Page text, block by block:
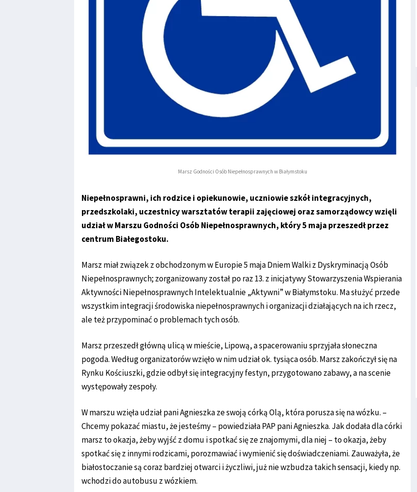
Marsz Godności Osób Niepełnosprawnych w Białymstoku
Niepełnosprawni, ich rodzice i opiekunowie, uczniowie szkół integracyjnych,
przedszkolaki, uczestnicy warsztatów terapii zajęciowej oraz samorządowcy wzięli
udział w Marszu Godności Osób Niepełnosprawnych, który 5 maja przeszedł przez
centrum Białegostoku.
Marsz miał związek z obchodzonym w Europie 5 maja Dniem Walki z Dyskryminacją Osób
Niepełnosprawnych; zorganizowany został po raz 13. z inicjatywy Stowarzyszenia Wspierania
Aktywności Niepełnosprawnych Intelektualnie „Aktywni” w Białymstoku. Ma służyć przede
wszystkim integracji środowiska niepełnosprawnych i organizacji działających na ich rzecz,
ale też przypominać o problemach tych osób.
Marsz przeszedł główną ulicą w mieście, Lipową, a spacerowaniu sprzyjała słoneczna
pogoda. Według organizatorów wzięło w nim udział ok. tysiąca osób. Marsz zakończył się na
Rynku Kościuszki, gdzie odbył się integracyjny festyn, przygotowano zabawy, a na scenie
występowały zespoły.
W marszu wzięła udział pani Agnieszka ze swoją córką Olą, która porusza się na wózku. –
Chcemy pokazać miastu, że jesteśmy – powiedziała PAP pani Agnieszka. Jak dodała dla córki
marsz to okazja, żeby wyjść z domu i spotkać się ze znajomymi, dla niej – to okazja, żeby
spotkać się z innymi rodzicami, porozmawiać i wymienić się doświadczeniami. Zauważyła, że
białostoczanie są coraz bardziej otwarci i życzliwi, już nie wzbudza takich sensacji, kiedy np.
wchodzi do autobusu z wózkiem.